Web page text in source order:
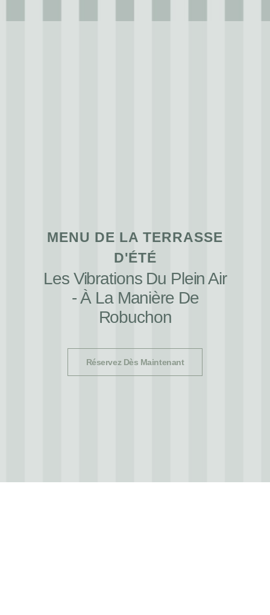
MENU DE LA TERRASSE
D'ÉTÉ
Les Vibrations Du Plein Air
- À La Manière De
Robuchon
Réservez Dès Maintenant